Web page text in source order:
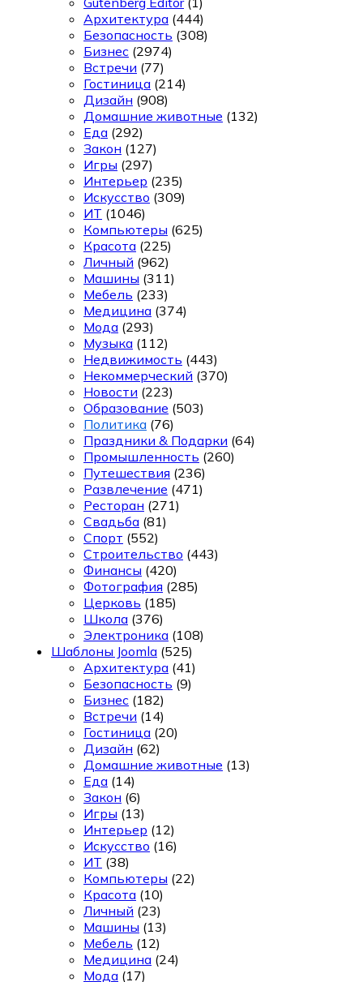
Архитектура (444)
Безопасность (308)
Бизнес (2974)
Встречи (77)
Гостиница (214)
Дизайн (908)
Домашние животные (132)
Еда (292)
Закон (127)
Игры (297)
Интерьер (235)
Искусство (309)
ИТ (1046)
Компьютеры (625)
Красота (225)
Личный (962)
Машины (311)
Мебель (233)
Медицина (374)
Мода (293)
Музыка (112)
Недвижимость (443)
Некоммерческий (370)
Новости (223)
Образование (503)
Политика (76)
Праздники & Подарки (64)
Промышленность (260)
Путешествия (236)
Развлечение (471)
Ресторан (271)
Свадьба (81)
Спорт (552)
Строительство (443)
Финансы (420)
Фотография (285)
Церковь (185)
Школа (376)
Электроника (108)
Шаблоны Joomla (525)
Архитектура (41)
Безопасность (9)
Бизнес (182)
Встречи (14)
Гостиница (20)
Дизайн (62)
Домашние животные (13)
Еда (14)
Закон (6)
Игры (13)
Интерьер (12)
Искусство (16)
ИТ (38)
Компьютеры (22)
Красота (10)
Личный (23)
Машины (13)
Мебель (12)
Медицина (24)
Мода (17)